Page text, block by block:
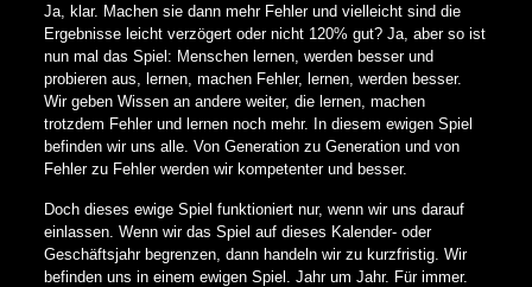
Ja, klar. Machen sie dann mehr Fehler und vielleicht sind die
Ergebnisse leicht verzögert oder nicht 120% gut? Ja, aber so ist
nun mal das Spiel: Menschen lernen, werden besser und
probieren aus, lernen, machen Fehler, lernen, werden besser.
Wir geben Wissen an andere weiter, die lernen, machen
trotzdem Fehler und lernen noch mehr. In diesem ewigen Spiel
befinden wir uns alle. Von Generation zu Generation und von
Fehler zu Fehler werden wir kompetenter und besser.
Doch dieses ewige Spiel funktioniert nur, wenn wir uns darauf
einlassen. Wenn wir das Spiel auf dieses Kalender- oder
Geschäftsjahr begrenzen, dann handeln wir zu kurzfristig. Wir
befinden uns in einem ewigen Spiel. Jahr um Jahr. Für immer.